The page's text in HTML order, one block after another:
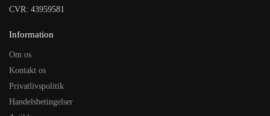
CVR: 43959581
Information
Om os
Kontakt os
Privatlivspolitik
Handelsbetingelser